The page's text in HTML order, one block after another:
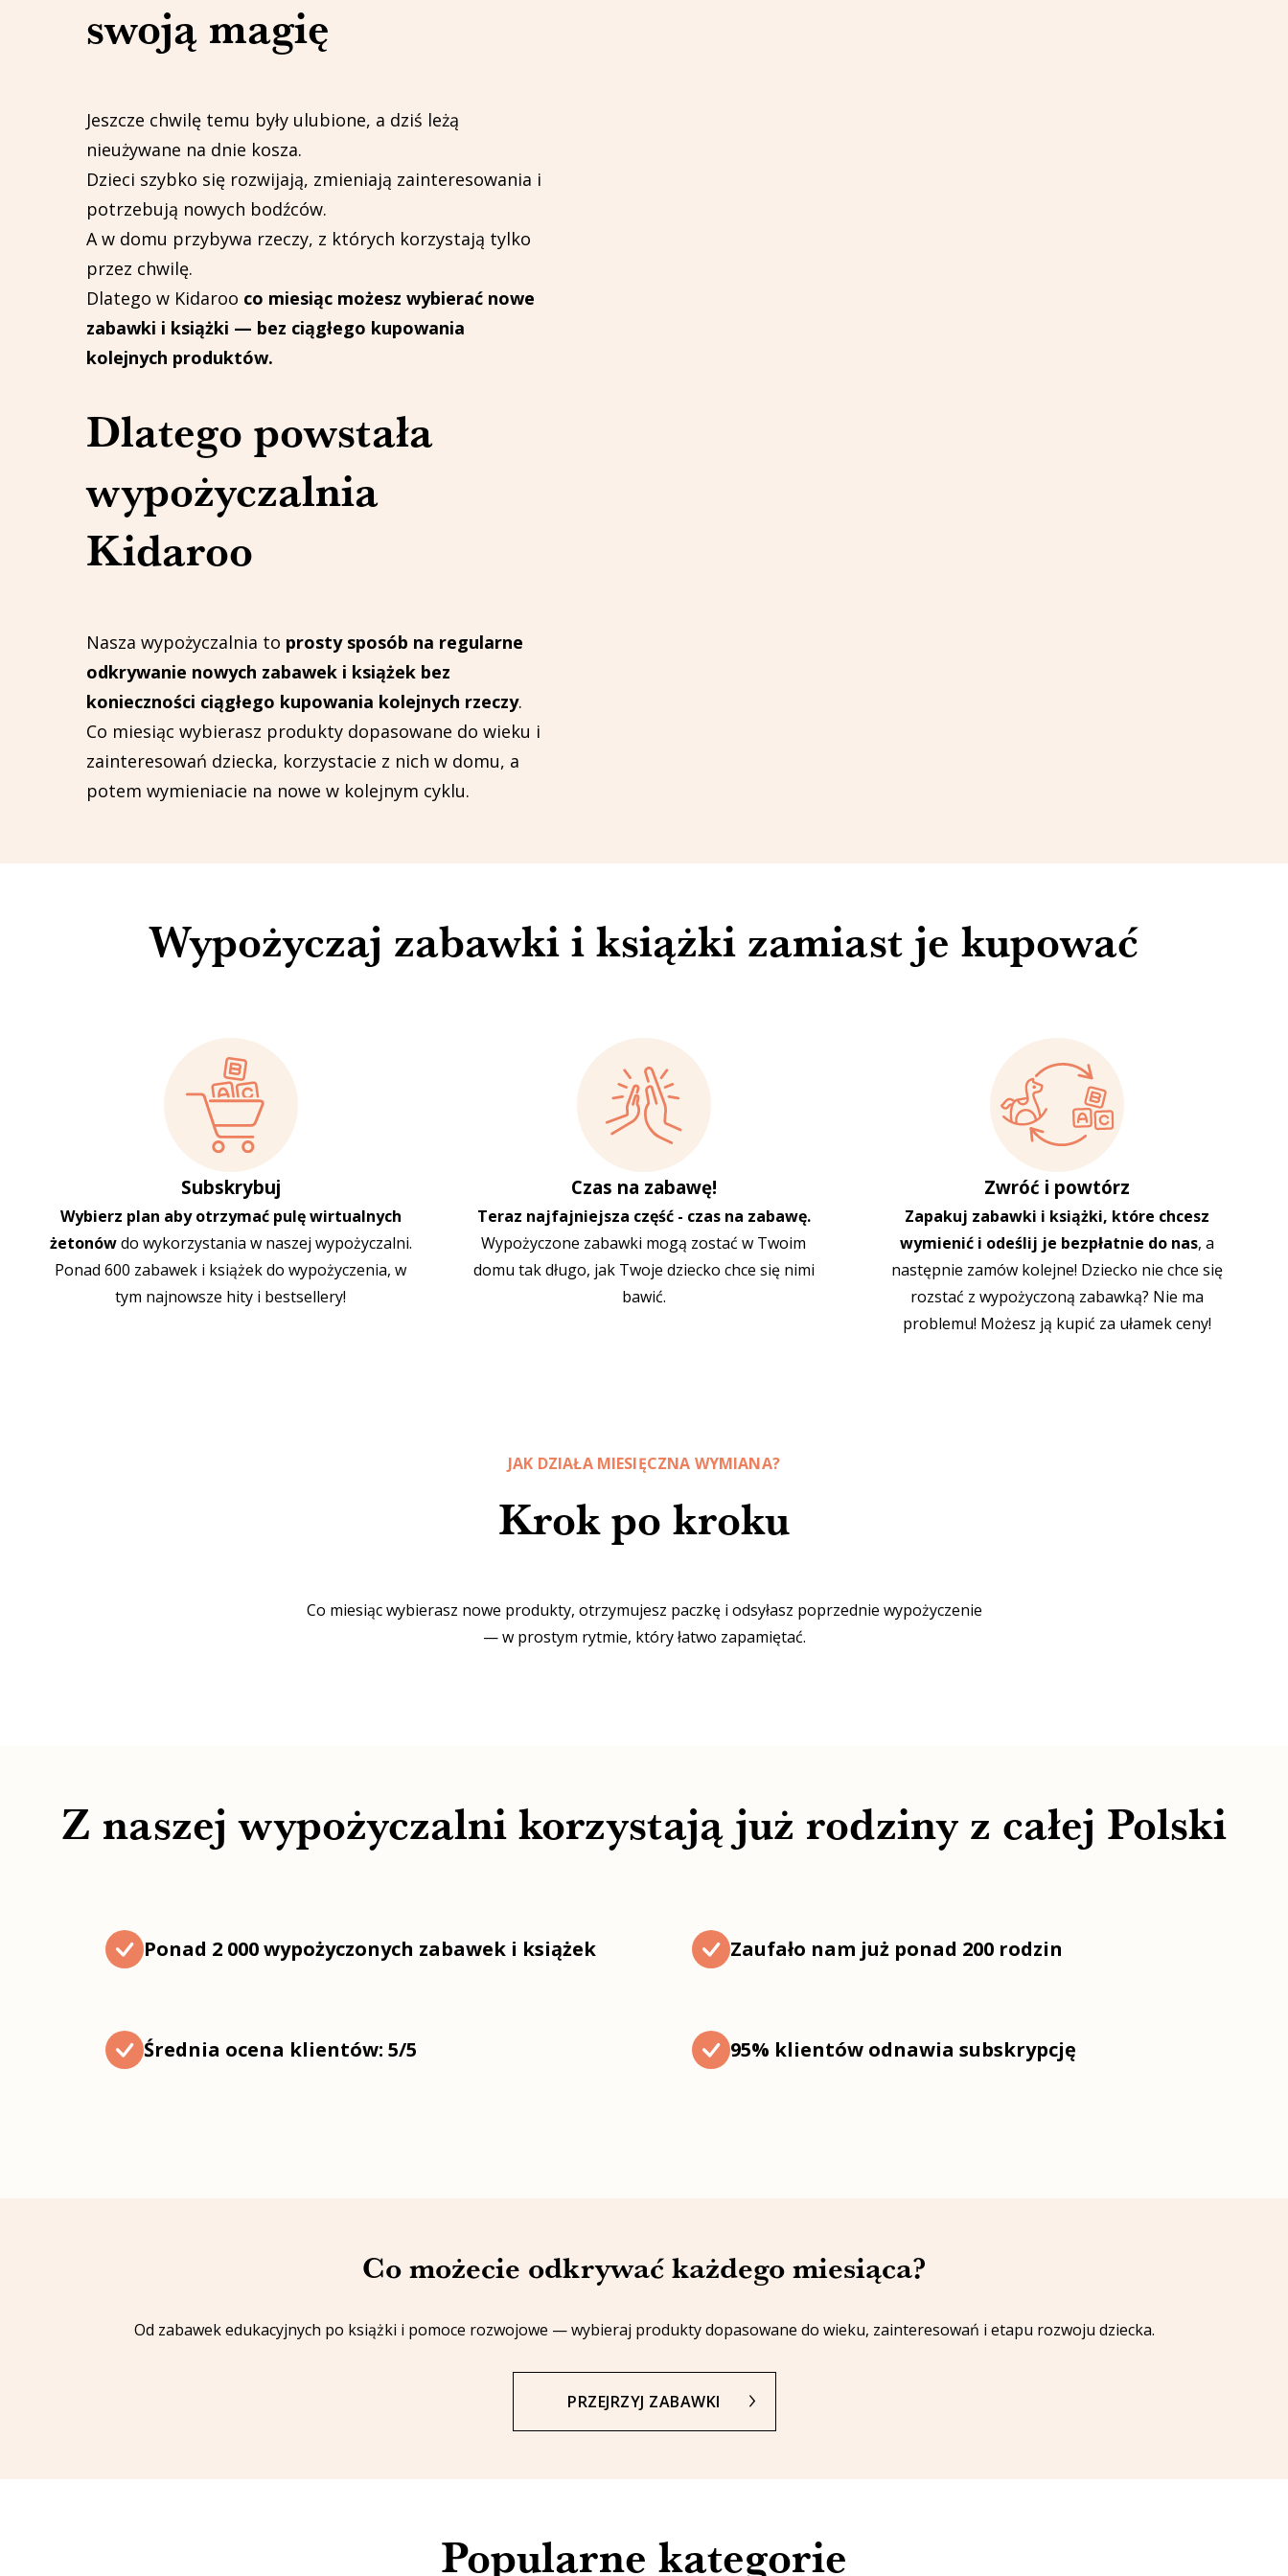
swoją magię
Jeszcze chwilę temu były ulubione, a dziś leżą
nieużywane na dnie kosza.
Dzieci szybko się rozwijają, zmieniają zainteresowania i
potrzebują nowych bodźców.
A w domu przybywa rzeczy, z których korzystają tylko
przez chwilę.
Dlatego w Kidaroo co miesiąc możesz wybierać nowe
zabawki i książki — bez ciągłego kupowania
kolejnych produktów.
Dlatego powstała
wypożyczalnia
Kidaroo
Nasza wypożyczalnia to prosty sposób na regularne
odkrywanie nowych zabawek i książek bez
konieczności ciągłego kupowania kolejnych rzeczy.
Co miesiąc wybierasz produkty dopasowane do wieku i
zainteresowań dziecka, korzystacie z nich w domu, a
potem wymieniacie na nowe w kolejnym cyklu.
Wypożyczaj zabawki i książki zamiast je kupować
Subskrybuj
Wybierz plan aby otrzymać pulę wirtualnych
żetonówdo wykorzystania w naszej wypożyczalni.
Ponad 600 zabawek i książek do wypożyczenia, w
tym najnowsze hity i bestsellery!
Czas na zabawę!
Teraz najfajniejsza część - czas na zabawę.
Wypożyczone zabawki mogą zostać w Twoim
domu tak długo, jak Twoje dziecko chce się nimi
bawić.
Zwróć i powtórz
Zapakuj zabawki i książki, które chcesz
wymienić i odeślij je bezpłatnie do nas, a
następnie zamów kolejne! Dziecko nie chce się
rozstać z wypożyczoną zabawką? Nie ma
problemu! Możesz ją kupić za ułamek ceny!
Krok po kroku
JAK DZIAŁA MIESIĘCZNA WYMIANA?
Co miesiąc wybierasz nowe produkty, otrzymujesz paczkę i odsyłasz poprzednie wypożyczenie
— w prostym rytmie, który łatwo zapamiętać.
Z naszej wypożyczalni korzystają już rodziny z całej Polski
Ponad 2 000 wypożyczonych zabawek i książek Zaufało nam już ponad 200 rodzin
Średnia ocena klientów: 5/5 95% klientów odnawia subskrypcję
Co możecie odkrywać każdego miesiąca?
Od zabawek edukacyjnych po książki i pomoce rozwojowe — wybieraj produkty dopasowane do wieku, zainteresowań i etapu rozwoju dziecka.
PRZEJRZYJ ZABAWKI
Popularne kategorie